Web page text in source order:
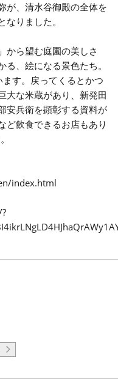
が、清水谷御殿の全体を
りました。
から望む庭園の美しさ
、絵になる景色たち。
す。戻ってくるとかつ
大な米蔵があり、新発田
安兵衛を顕彰する資料が
ど飲食できるお店もあり
index.html